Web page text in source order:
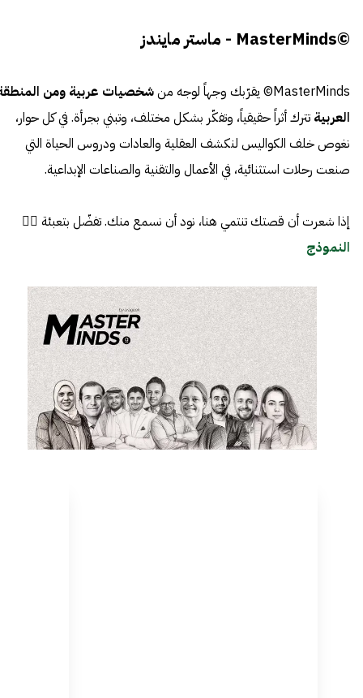
©MasterMinds - ماستر مايندز
MasterMinds© يقرّبك وجهاً لوجه من
شخصيات عربية ومن
العربية تترك أثراً حقيقياً، وتفكّر بشكل مختلف، وتبني بجرأة. في كل حوار،
نغوص خلف الكواليس لنكشف العقلية والعادات ودروس الحياة التي
صنعت رحلات استثنائية، في الأعمال والتقنية والصناعات الإبداعية.
إذا شعرت أن قصتك تنتمي هنا، نود أن نسمع منك. تفضّل بتعبئة 👈🏼
النموذج